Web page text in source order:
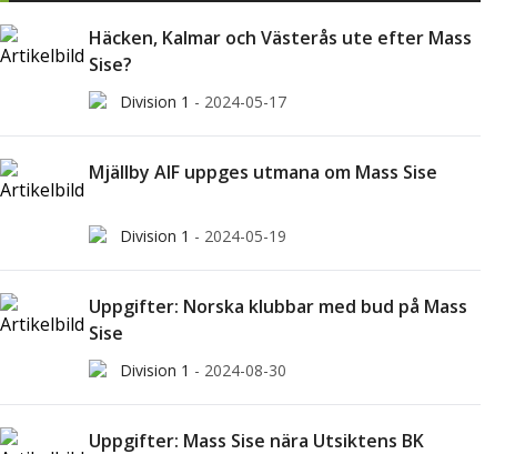
Häcken, Kalmar och Västerås ute efter Mass
Sise?
Division 1 - 2024-05-17
Mjällby AIF uppges utmana om Mass Sise
Division 1 - 2024-05-19
Uppgifter: Norska klubbar med bud på Mass
Sise
Division 1 - 2024-08-30
Uppgifter: Mass Sise nära Utsiktens BK